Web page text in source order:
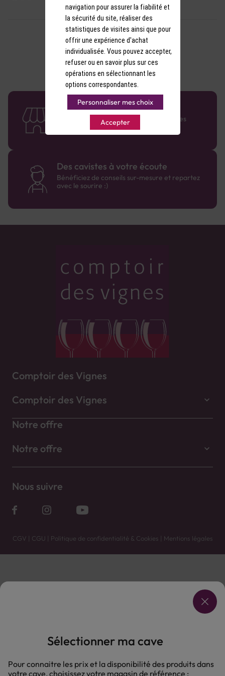
58 caves en France
Retrouvez le réseau Comptoir des Vignes
partout en France !
Des cavistes à votre écoute
Bénéficiez de conseils sur-mesure et repartez
avec le sourire :)
Comptoir des Vignes
Comptoir des Vignes
Notre offre
Notre offre
Nous suivre
CGV | CGU | Politique de confidentialité & Cookies | Mentions légales
Vente uniquement en caves. Contactez votre caviste pour plus de renseignements.
L'ABUS D'ALCOOL EST DANGEREUX POUR LA SANTÉ, À CONSOMMER AVEC MODÉRATION.
navigation pour assurer la fiabilité et
la sécurité du site, réaliser des
statistiques de visites ainsi que pour
offrir une expérience d'achat
individualisée. Vous pouvez accepter,
refuser ou en savoir plus sur ces
opérations en sélectionnant les
options correspondantes.
Personnaliser mes choix
Accepter
Sélectionner ma cave
Pour connaitre les prix et la disponibilité des produits dans
votre cave, choisissez votre magasin de référence :